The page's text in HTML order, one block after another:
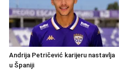
Andrija Petričević karijeru nastavlja
u Španiji